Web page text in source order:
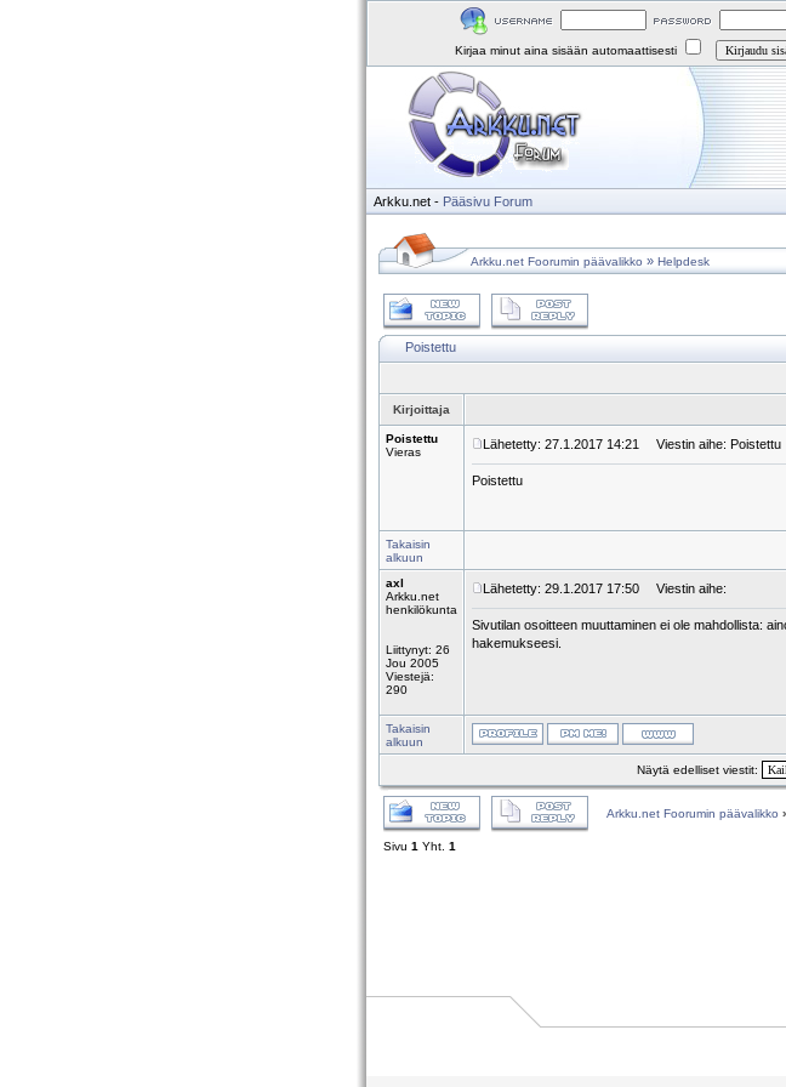
Kirjaa minut aina sisään automaattisesti
Arkku.net - Pääsivu Forum
Arkku.net Foorumin päävalikko » Helpdesk
Poistettu
Kirjoittaja
Poistettu
Vieras
Lähetetty: 27.1.2017 14:21 Viestin aihe: Poistettu
Poistettu
Takaisin
alkuun
axl
Arkku.net
henkilökunta
Liittynyt: 26
Jou 2005
Viestejä:
290
Lähetetty: 29.1.2017 17:50 Viestin aihe:
Sivutilan osoitteen muuttaminen ei ole mahdollista:
hakemukseesi.
Takaisin
alkuun
Näytä edelliset viestit:
Arkku.net Foorumin päävalikko
Sivu 1 Yht. 1